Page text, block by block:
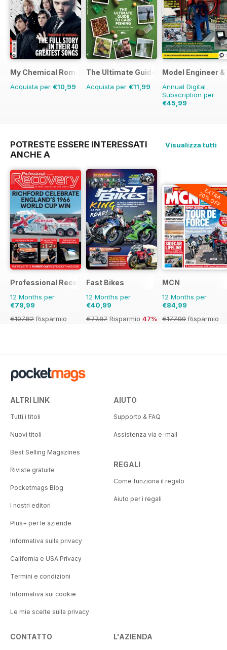
My Chemical Romance Bookazine
Acquista per €10,99
The Ultimate Guide to Carp Fishing
Acquista per €11,99
Model Engineer
Annual Digital
Subscription per
€45,99
POTRESTE ESSERE INTERESSATI
ANCHE A
Visualizza tutti
Professional Recovery Magazine
12 Months per
€79,99
€107.82 Risparmio
Fast Bikes
12 Months per
€40,99
€77.87 Risparmio 47%
EXTRA
20% OFF
MCN
12 Months per
€84,99
€177.99 Risparmio
ALTRI LINK
Tutti i titoli
Nuovi titoli
Best Selling Magazines
Riviste gratuite
Pocketmags Blog
I nostri editori
Plus+ per le aziende
Informativa sulla privacy
California e USA Privacy
Termini e condizioni
Informativa sui cookie
Le mie scelte sulla privacy
AIUTO
Supporto & FAQ
Assistenza via e-mail
REGALI
Come funziona il regalo
Aiuto per i regali
CONTATTO L'AZIENDA